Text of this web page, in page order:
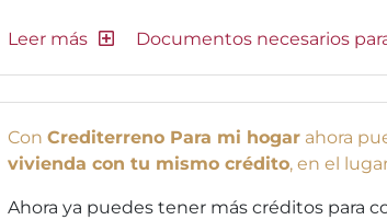
Documentos necesarios
Con Crediterreno Para mi hogar ahora
vivienda con tu mismo crédito, en el
Ahora ya puedes tener más créditos para